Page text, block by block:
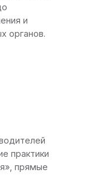
и
органов.
практики
прямые